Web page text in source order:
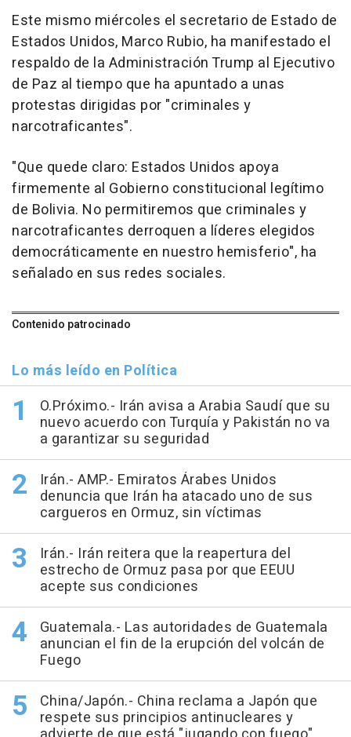
Este mismo miércoles el secretario de Estado de
Estados Unidos, Marco Rubio, ha manifestado el
respaldo de la Administración Trump al Ejecutivo
de Paz al tiempo que ha apuntado a unas
protestas dirigidas por "criminales y
narcotraficantes".
"Que quede claro: Estados Unidos apoya
firmemente al Gobierno constitucional legítimo
de Bolivia. No permitiremos que criminales y
narcotraficantes derroquen a líderes elegidos
democráticamente en nuestro hemisferio", ha
señalado en sus redes sociales.
Contenido patrocinado
Lo más leído en Política
O.Próximo.- Irán avisa a Arabia Saudí que su
nuevo acuerdo con Turquía y Pakistán no va
a garantizar su seguridad
Irán.- AMP.- Emiratos Árabes Unidos
denuncia que Irán ha atacado uno de sus
cargueros en Ormuz, sin víctimas
Irán.- Irán reitera que la reapertura del
estrecho de Ormuz pasa por que EEUU
acepte sus condiciones
Guatemala.- Las autoridades de Guatemala
anuncian el fin de la erupción del volcán de
Fuego
China/Japón.- China reclama a Japón que
respete sus principios antinucleares y